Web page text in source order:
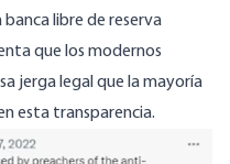
banca libre de reserva
que los modernos
jerga legal que la mayoría
esta transparencia.